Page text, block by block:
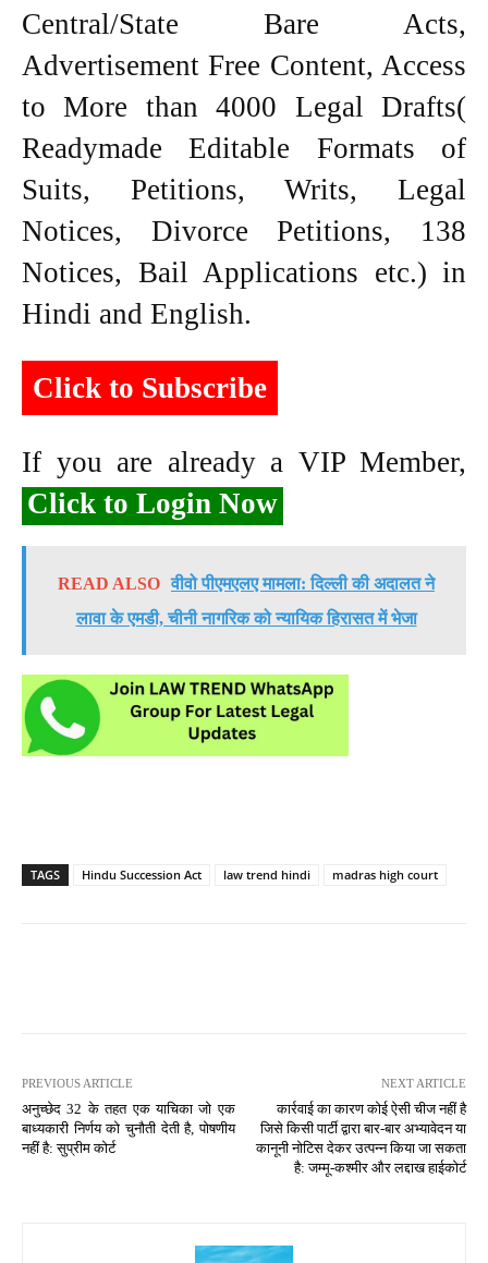
Central/State Bare Acts,
Advertisement Free Content, Access
to More than 4000 Legal Drafts(
Readymade Editable Formats of
Suits, Petitions, Writs, Legal
Notices, Divorce Petitions, 138
Notices, Bail Applications etc.) in
Hindi and English.
Click to Subscribe
If you are already a VIP Member,
Click to Login Now
READ ALSO वीवो पीएमएलए मामला: दिल्ली की अदालत ने
लावा के एमडी, चीनी नागरिक को न्यायिक हिरासत में भेजा
TAGS Hindu Succession Act law trend hindi madras high court
PREVIOUS ARTICLE
अनुच्छेद 32 के तहत एक याचिका जो एक
बाध्यकारी निर्णय को चुनौती देती है, पोषणीय
नहीं है: सुप्रीम कोर्ट
NEXT ARTICLE
कार्रवाई का कारण कोई ऐसी चीज नहीं है
जिसे किसी पार्टी द्वारा बार-बार अभ्यावेदन या
कानूनी नोटिस देकर उत्पन्न किया जा सकता
है: जम्मू-कश्मीर और लद्दाख हाईकोर्ट